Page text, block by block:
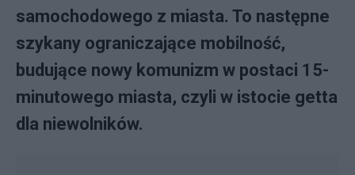
samochodowego z miasta. To następne
szykany ograniczające mobilność,
budujące nowy komunizm w postaci 15-
mi­nu­to­wego miasta, czy­li w isto­cie get­ta
dla nie­wol­ni­ków.